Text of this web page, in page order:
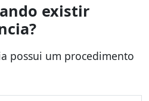
existir
possui um procedimento